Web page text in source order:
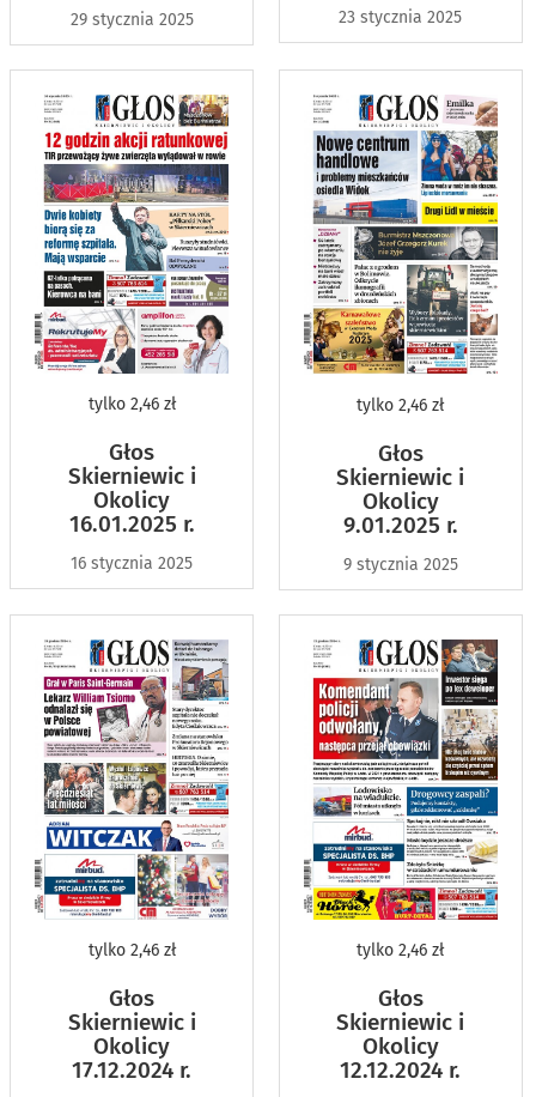
29 stycznia 2025 23 stycznia 2025
tylko2,46 zł
Głos
Skierniewic i
Okolicy
16.01.2025 r.
16 stycznia 2025
tylko 2,46 zł
Głos
Skierniewic i
Okolicy
9.01.2025 r.
9 stycznia 2025
tylko2,46 zł
Głos
Skierniewic i
Okolicy
17.12.2024 r.
tylko 2,46 zł
Głos
Skierniewic i
Okolicy
12.12.2024 r.